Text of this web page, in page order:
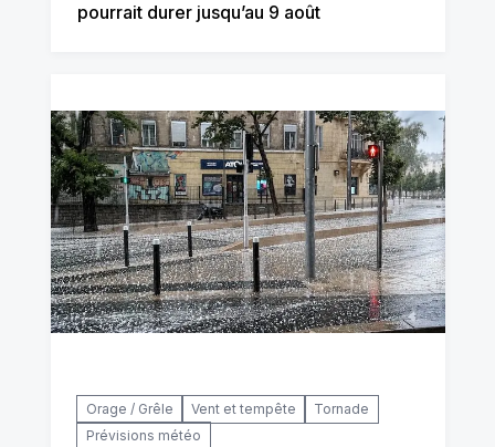
pourrait durer jusqu’au 9 août
Orage / Grêle Vent et tempête
Tornade
Prévisions météo